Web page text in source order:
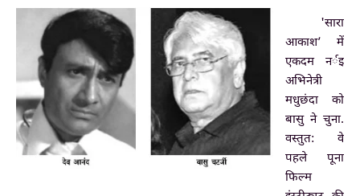
'सारा
आकाश’ में
एकदम नर्इ
अभिनेत्री
मधुछंदा को
बासु ने चुना.
वस्तुत: वे
पहले पूना
फिल्म